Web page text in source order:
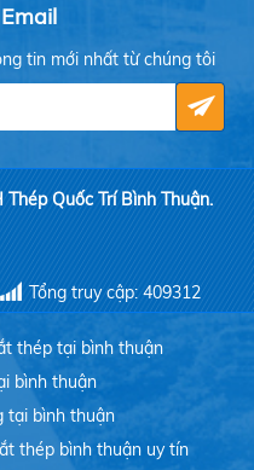
tin mới nhất từ chúng tôi
Quốc Trí Bình Thuận.
Tổng truy cập: 409312
thép tại bình thuận
bình thuận
tại bình thuận
thép bình thuận uy tín